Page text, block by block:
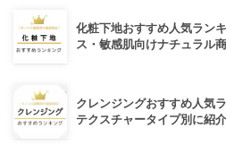
化粧下地おすすめ人気ラン
ス・敏感肌向けナチュラル
クレンジングおすすめ人気
テクスチャータイプ別に紹介